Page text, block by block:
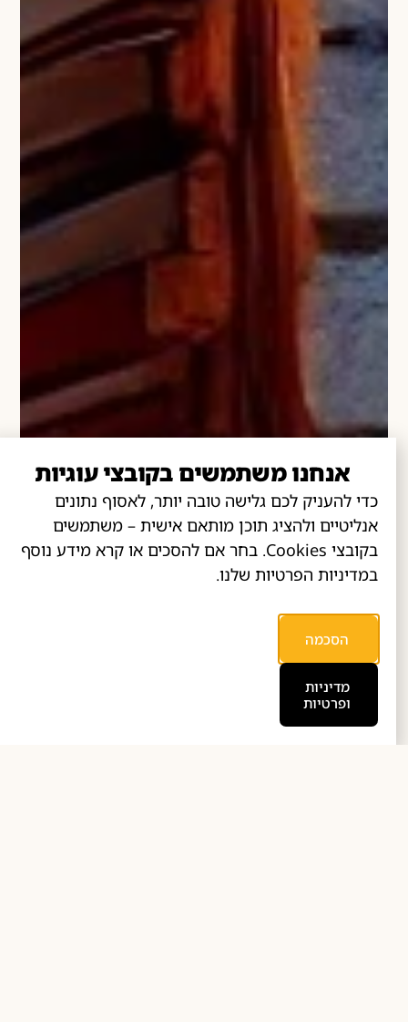
אנחנו משתמשים בקובצי עוגיות
כדי להעניק לכם גלישה טובה יותר, לאסוף נתונים
אנליטיים ולהציג תוכן מותאם אישית – משתמשים
בקובצי Cookies. בחר אם להסכים או קרא מידע נוסף
במדיניות הפרטיות שלנו.
הסכמה
מדיניות
ופרטיות